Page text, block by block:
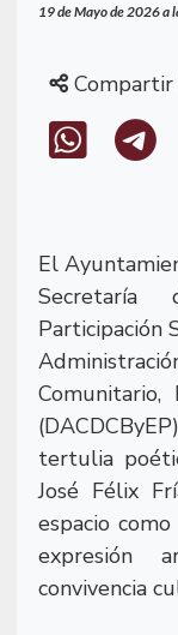
19 de Mayo de 2026 a
Compartir
El
Participación
Comunitario,
tertulia
José Félix
espacio
expresión
convivencia